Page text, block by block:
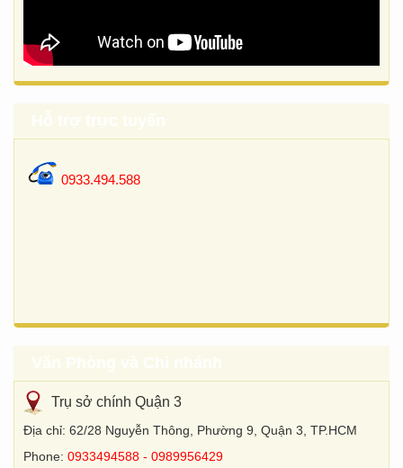
0933.494.588
Trụ sở chính Quận 3
Địa chỉ: 62/28 Nguyễn Thông, Phường 9, Quận 3, TP.HCM
Phone: 0933494588 - 0989956429